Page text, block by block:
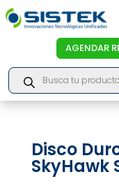
AGENDAR
Products
search
Disco
SkyHawk